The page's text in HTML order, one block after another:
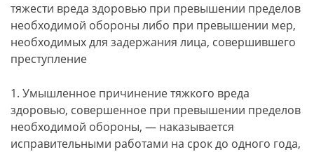
тяжести вреда здоровью при превышении пределов
необходимой обороны либо при превышении мер,
необходимых для задержания лица, совершившего
преступление
1. Умышленное причинение тяжкого вреда
здоровью, совершенное при превышении пределов
необходимой обороны, — наказывается
исправительными работами на срок до одного года,